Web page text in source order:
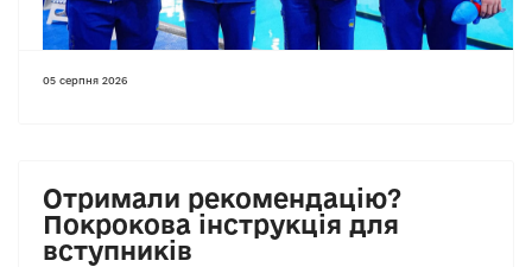
05 серпня 2026
Отримали рекомендацію?
Покрокова інструкція для
вступників